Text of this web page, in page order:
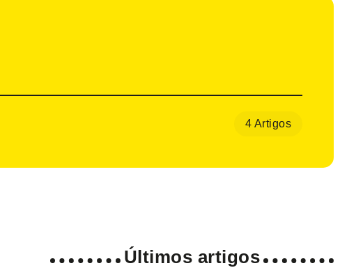
4 Artigos
Últimos artigos